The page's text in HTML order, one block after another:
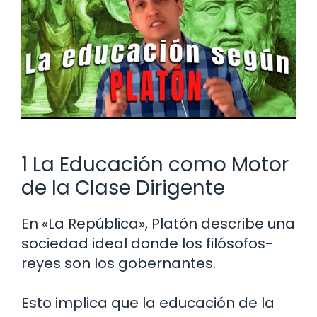
1 La Educación como Motor
de la Clase Dirigente
En «La República», Platón describe una
sociedad ideal donde los filósofos-
reyes son los gobernantes.
Esto implica que la educación de la